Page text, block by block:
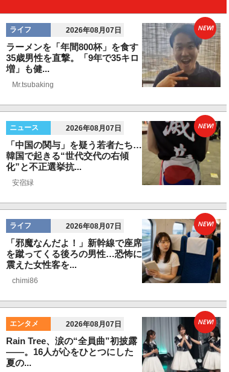
ライフ 2026年08月07日
ラーメンを「年間800杯」を食す
35歳男性を直撃。「9年で35キロ
増」も健...
Mr.tsubaking
NEW!
ニュース 2026年08月07日
「中国の関与」を疑う若者たち…
韓国で起きる“世代交代の右傾
化”と不正選挙抗...
安宿緑
NEW!
ライフ 2026年08月07日
「邪魔なんだよ！」新幹線で座席
を蹴ってくる後ろの男性…恐怖に
震えた女性客を...
chimi86
NEW!
エンタメ 2026年08月07日
Rain Tree、涙の“全員曲”初披露
――。16人が心をひとつにした
夏の...
NEW!